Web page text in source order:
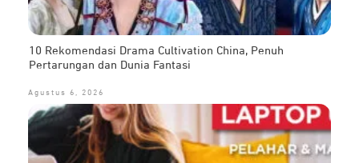
10 Rekomendasi Drama Cultivation China, Penuh
Pertarungan dan Dunia Fantasi
Agustus 6, 2026